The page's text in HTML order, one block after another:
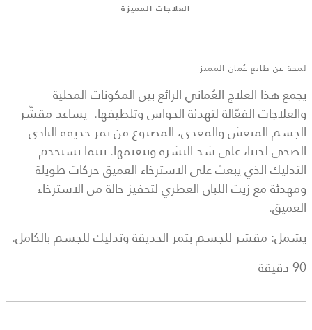
العلاجات المميزة
لمحة عن طابع عُمان المميز
يجمع هذا العلاج العُماني الرائع بين المكونات المحلية
والعلاجات الفعّالة لتهدئة الحواس وتلطيفها. يساعد مقشّر
الجسم المنعش والمغذي، المصنوع من تمر حديقة النادي
الصحي لدينا، على شد البشرة وتنعيمها. بينما يستخدم
التدليك الذي يبعث على الاسترخاء العميق حركات طويلة
ومهدئة مع زيت اللبان العطري لتحفيز حالة من الاسترخاء
العميق.
يشمل: مقشر للجسم بتمر الحديقة وتدليك للجسم بالكامل.
90 دقيقة